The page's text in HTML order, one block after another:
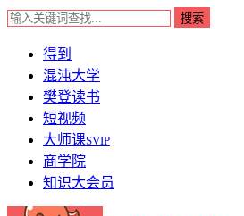
得到
混沌大学
樊登读书
短视频
大师课SVIP
商学院
知识大会员